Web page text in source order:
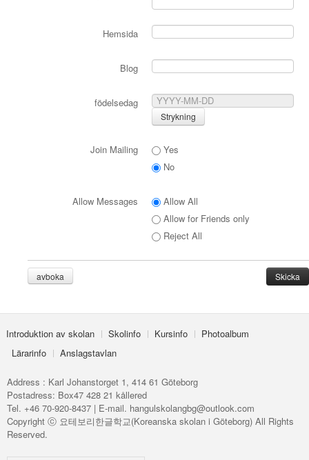
Hemsida
Blog
födelsedag
Join Mailing
Yes
No
Allow Messages
Allow All
Allow for Friends only
Reject All
avboka
Introduktion av skolan Skolinfo Kursinfo
Photoalbum
Lärarinfo
Anslagstavlan
Address : Karl Johanstorget 1, 414 61 Göteborg
Postadress: Box47 428 21 kållered
Tel. +46 70-920-8437 | E-mail. hangulskolangbg@outlook.com
Copyright ⓒ 요테보리한글학교(Koreanska skolan i Göteborg) All Rights
Reserved.